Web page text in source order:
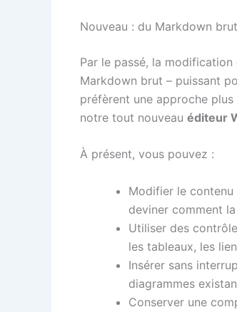
Nouveau : du Markdown
Par le passé, la
Markdown brut – puissant
préfèrent une approche
notre tout nouveau éditeur
À présent, vous pouvez :
Modifier le contenu
deviner comment
Utiliser des
les tableaux, les
Insérer sans
diagrammes
Conserver une